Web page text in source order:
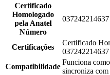
Certificado
Homologado
pela Anatel
Número
037242214637
Certificações
Certificado
037242214637
Compatibilidade
Funciona
sincroniza